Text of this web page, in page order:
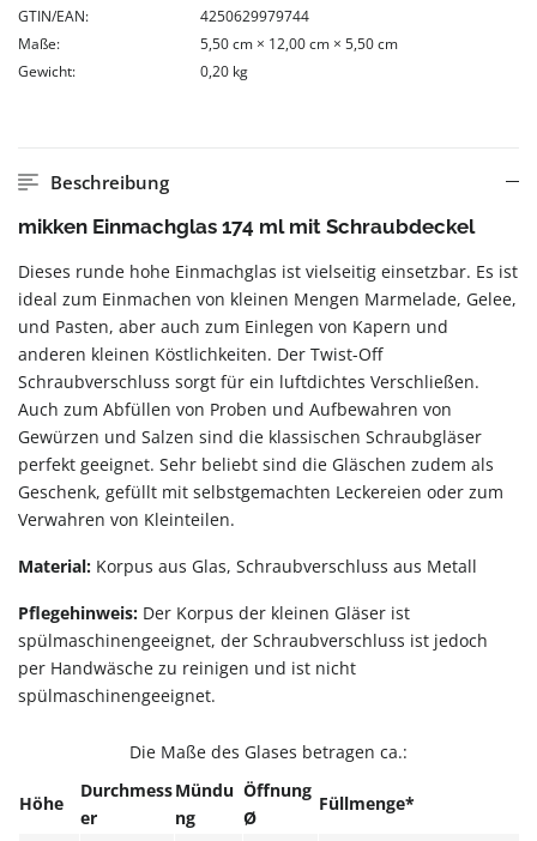
GTIN/EAN:
4250629979744
Maße:
5,50 cm × 12,00 cm × 5,50 cm
Gewicht:
0,20 kg
Beschreibung
mikken Einmachglas 174 ml mit Schraubdeckel
Dieses runde hohe Einmachglas ist vielseitig einsetzbar. Es ist
ideal zum Einmachen von kleinen Mengen Marmelade, Gelee,
und Pasten, aber auch zum Einlegen von Kapern und
anderen kleinen Köstlichkeiten. Der Twist-Off
Schraubverschluss sorgt für ein luftdichtes Verschließen.
Auch zum Abfüllen von Proben und Aufbewahren von
Gewürzen und Salzen sind die klassischen Schraubgläser
perfekt geeignet. Sehr beliebt sind die Gläschen zudem als
Geschenk, gefüllt mit selbstgemachten Leckereien oder zum
Verwahren von Kleinteilen.
Material: Korpus aus Glas, Schraubverschluss aus Metall
Pflegehinweis: Der Korpus der kleinen Gläser ist
spülmaschinengeeignet, der Schraubverschluss ist jedoch
per Handwäsche zu reinigen und ist nicht
spülmaschinengeeignet.
Die Maße des Glases betragen ca.:
Höhe
Durchmess
er
Mündu
ng
Öffnung
Ø
Füllmenge*